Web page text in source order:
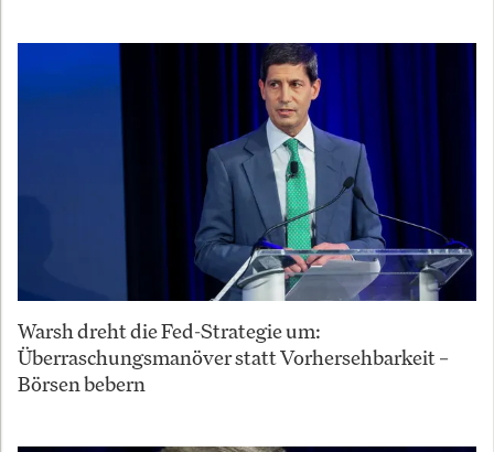
Warsh dreht die Fed-Strategie um:
Überraschungsmanöver statt Vorhersehbarkeit –
Börsen bebern